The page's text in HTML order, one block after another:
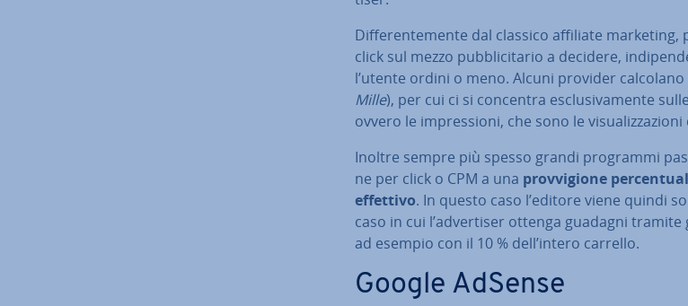
Dif­fe­ren­te­men­te dal classico affiliate marketing,
click sul mezzo pub­bli­ci­ta­rio a decidere,
l’utente ordini o meno. Alcuni provider calcolano
Mille), per cui ci si concentra esclu­si­va­men­te sulle
ovvero le im­pres­sio­ni, che sono le
Inoltre sempre più spesso grandi programmi
ne per click o CPM a una prov­vi­gio­ne
effettivo. In questo caso l’editore viene quindi
caso in cui l’ad­ver­ti­ser ottenga guadagni
ad esempio con il 10 % dell’intero carrello.
Google AdSense